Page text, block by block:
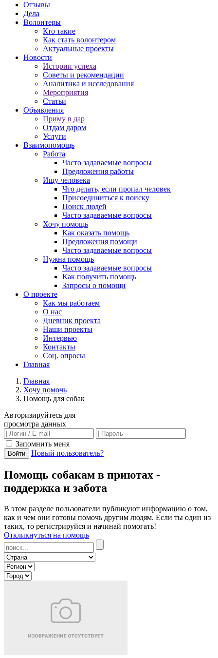
Отзывы
Дела
Волонтеры
Кто такие
Как стать волонтером
Актуальные проекты
Новости
Истории успеха
Советы и рекомендации
Аналитика и исследования
Мероприятия
Статьи
Объявления
Приму в дар
Отдам даром
Услуги
Взаимопомощь
Работа
Часто задаваемые вопросы
Предложения работы
Ищу человека
Что делать, если пропал человек
Присоединиться к поиску
Поиск людей
Часто задаваемые вопросы
Хочу помощь
Как оказать помощь
Предложения помощи
Часто задаваемые вопросы
Нужна помощь
Часто задаваемые вопросы
Как получить помощь
Запросы о помощи
О проекте
Как мы работаем
О нас
Дневник проекта
Наши проекты
Интервью
Контакты
Соц. опросы
Главная
Главная
Хочу помочь
Помощь для собак
Авторизируйтесь для
просмотра данных
Запомнить меня
Войти Новый пользователь?
Помощь собакам в приютах -
поддержка и забота
В этом разделе пользователи публикуют информацию о том,
как и чем они готовы помочь другим людям. Если ты один из
таких, то регистрируйся и начинай помогать!
Откликнуться на помощь